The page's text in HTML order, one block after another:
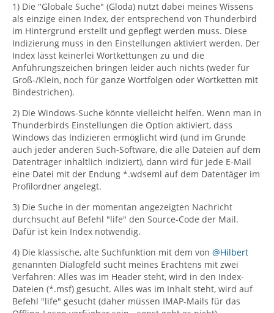
1) Die "Globale Suche" (Gloda) nutzt dabei meines Wissens
als einzige einen Index, der entsprechend von Thunderbird
im Hintergrund erstellt und gepflegt werden muss. Diese
Indizierung muss in den Einstellungen aktiviert werden. Der
Index lässt keinerlei Wortkettungen zu und die
Anführungszeichen bringen leider auch nichts (weder für
Groß-/Klein, noch für ganze Wortfolgen oder Wortketten mit
Bindestrichen).
2) Die Windows-Suche könnte vielleicht helfen. Wenn man in
Thunderbirds Einstellungen die Option aktiviert, dass
Windows das Indizieren ermöglicht wird (und im Grunde
auch jeder anderen Such-Software, die alle Dateien auf dem
Datenträger inhaltlich indiziert), dann wird für jede E-Mail
eine Datei mit der Endung *.wdseml auf dem Datentäger im
Profilordner angelegt.
3) Die Suche in der momentan angezeigten Nachricht
durchsucht auf Befehl "life" den Source-Code der Mail.
Dafür ist kein Index notwendig.
4) Die klassische, alte Suchfunktion mit dem von @Hilbert
genannten Dialogfeld sucht meines Erachtens mit zwei
Verfahren: Alles was im Header steht, wird in den Index-
Dateien (*.msf) gesucht. Alles was im Inhalt steht, wird auf
Befehl "life" gesucht (daher müssen IMAP-Mails für das